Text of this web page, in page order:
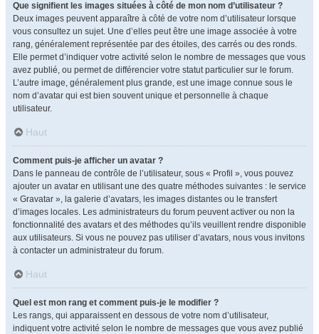
Que signifient les images situées à côté de mon nom d’utilisateur ?
Deux images peuvent apparaître à côté de votre nom d’utilisateur lorsque
vous consultez un sujet. Une d’elles peut être une image associée à votre
rang, généralement représentée par des étoiles, des carrés ou des ronds.
Elle permet d’indiquer votre activité selon le nombre de messages que vous
avez publié, ou permet de différencier votre statut particulier sur le forum.
L’autre image, généralement plus grande, est une image connue sous le
nom d’avatar qui est bien souvent unique et personnelle à chaque
utilisateur.
Haut
Comment puis-je afficher un avatar ?
Dans le panneau de contrôle de l’utilisateur, sous « Profil », vous pouvez
ajouter un avatar en utilisant une des quatre méthodes suivantes : le service
« Gravatar », la galerie d’avatars, les images distantes ou le transfert
d’images locales. Les administrateurs du forum peuvent activer ou non la
fonctionnalité des avatars et des méthodes qu’ils veuillent rendre disponible
aux utilisateurs. Si vous ne pouvez pas utiliser d’avatars, nous vous invitons
à contacter un administrateur du forum.
Haut
Quel est mon rang et comment puis-je le modifier ?
Les rangs, qui apparaissent en dessous de votre nom d’utilisateur,
indiquent votre activité selon le nombre de messages que vous avez publié